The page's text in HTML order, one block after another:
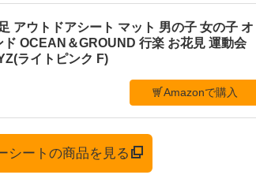
アウトドアシート マット 男の子 女の子 オ
OCEAN＆GROUND 行楽 お花見 運動会
ライトピンク F)
Amazonで購入
シートの商品を見る